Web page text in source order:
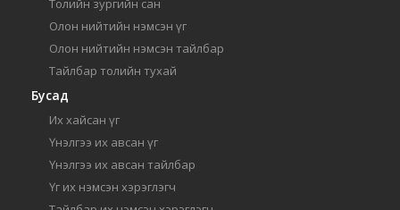
Толийн зургийн сан
Олон нийтийн нэмсэн үг
Олон нийтийн нэмсэн тайлбар
Тайлбар толийн тухай
Бусад
Их хайсан үг
Үнэлгээ их авсан үг
Үнэлгээ их авсан тайлбар
Үг их нэмсэн хэрэглэгч